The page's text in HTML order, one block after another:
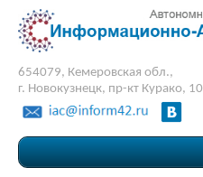
654079, Кемеровская обл.,
г. Новокузнецк, пр-кт Курако, 10